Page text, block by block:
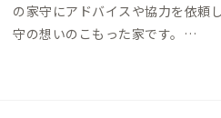
の家守にアドバイスや協力を依頼
守の想いのこもった家です。
1階にリビング・ダイニング・キ